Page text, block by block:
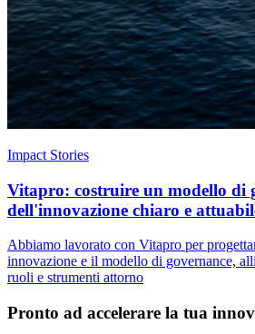
Impact Stories
Vitapro: costruire un modello di
dell'innovazione chiaro e
Abbiamo lavorato con Vitapro per
innovazione e il modello di governance,
ruoli e strumenti attorno
Pronto ad accelerare la tua